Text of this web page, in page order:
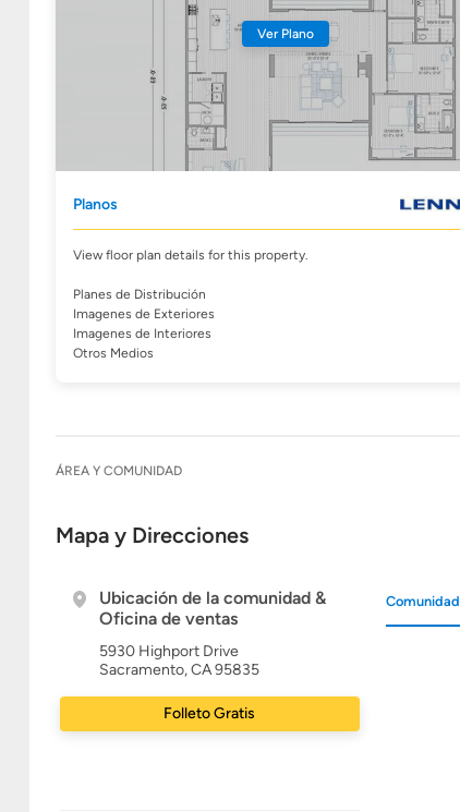
Ver Plano
Planos
View floor plan details for this property.
Planes de Distribución
Imagenes de Exteriores
Imagenes de Interiores
Otros Medios
ÁREA Y COMUNIDAD
Mapa y Direcciones
Ubicación de la comunidad &
Oficina de ventas
5930 Highport Drive
Sacramento, CA 95835
Folleto Gratis
Comunidad